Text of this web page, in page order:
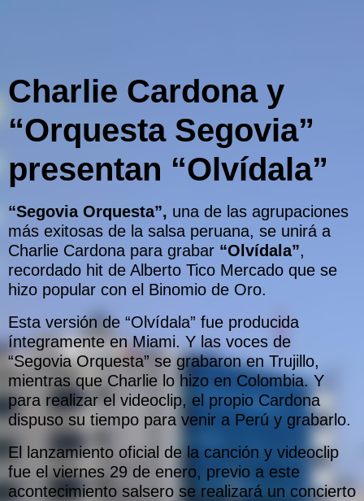
Charlie Cardona y
“Orquesta Segovia”
presentan “Olvídala”
“Segovia Orquesta”, una de las agrupaciones
más exitosas de la salsa peruana, se unirá a
Charlie Cardona para grabar “Olvídala”,
recordado hit de Alberto Tico Mercado que se
hizo popular con el Binomio de Oro.
Esta versión de “Olvídala” fue producida
íntegramente en Miami. Y las voces de
“Segovia Orquesta” se grabaron en Trujillo,
mientras que Charlie lo hizo en Colombia. Y
para realizar el videoclip, el propio Cardona
dispuso su tiempo para venir a Perú y grabarlo.
El lanzamiento oficial de la canción y videoclip
fue el viernes 29 de enero, previo a este
acontecimiento salsero se realizará un concierto